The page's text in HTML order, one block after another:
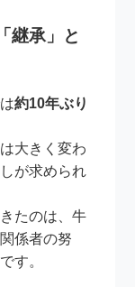
継承」と
約10年ぶり
大きく変わ
が求められ
たのは、牛
係者の努
す。